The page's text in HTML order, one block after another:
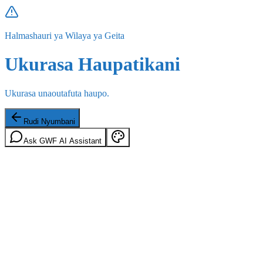
Halmashauri ya Wilaya ya Geita
Ukurasa Haupatikani
Ukurasa unaoutafuta haupo.
Rudi Nyumbani
Ask GWF AI Assistant